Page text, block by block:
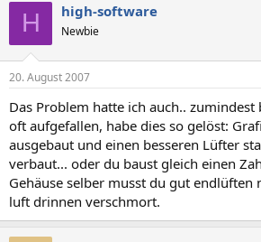
H high-software
Newbie
20. August 2007
Das Problem hatte ich auch.. zumindest
oft aufgefallen, habe dies so gelöst:
ausgebaut und einen besseren Lüfter
verbaut... oder du baust gleich einen
Gehäuse selber musst du gut endlüften
luft drinnen verschmort.